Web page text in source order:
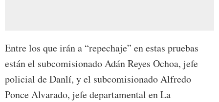
Entre los que irán a “repechaje” en estas pruebas
están el subcomisionado Adán Reyes Ochoa, jefe
policial de Danlí, y el subcomisionado Alfredo
Ponce Alvarado, jefe departamental en La